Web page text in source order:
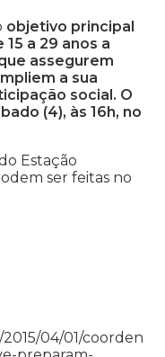
objetivo principal
a 29 anos a
assegurem
a sua
social. O
(4), às 16h, no
Estação
ser feitas no
04/01/coorden